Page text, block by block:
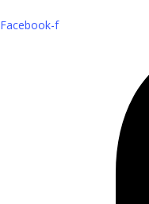
Facebook-f